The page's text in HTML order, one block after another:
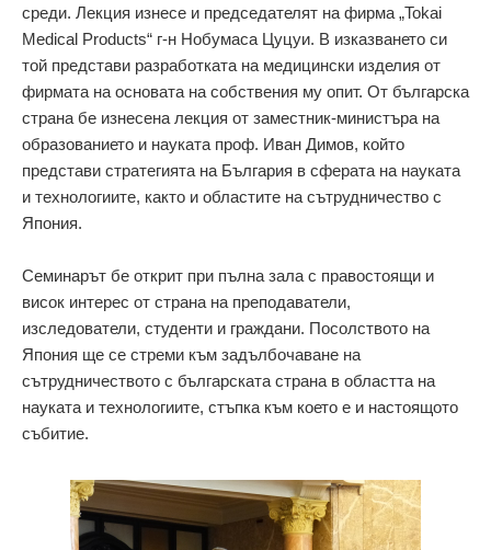
среди. Лекция изнесе и председателят на фирма „Tokai
Medical Products“ г-н Нобумаса Цуцуи. В изказването си
той представи разработката на медицински изделия от
фирмата на основата на собствения му опит. От българска
страна бе изнесена лекция от заместник-министъра на
образованието и науката проф. Иван Димов, който
представи стратегията на България в сферата на науката
и технологиите, както и областите на сътрудничество с
Япония.
Семинарът бе открит при пълна зала с правостоящи и
висок интерес от страна на преподаватели,
изследователи, студенти и граждани. Посолството на
Япония ще се стреми към задълбочаване на
сътрудничеството с българската страна в областта на
науката и технологиите, стъпка към което е и настоящото
събитие.